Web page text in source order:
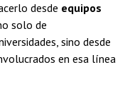
desde equipos
solo de
sino desde
en esa línea